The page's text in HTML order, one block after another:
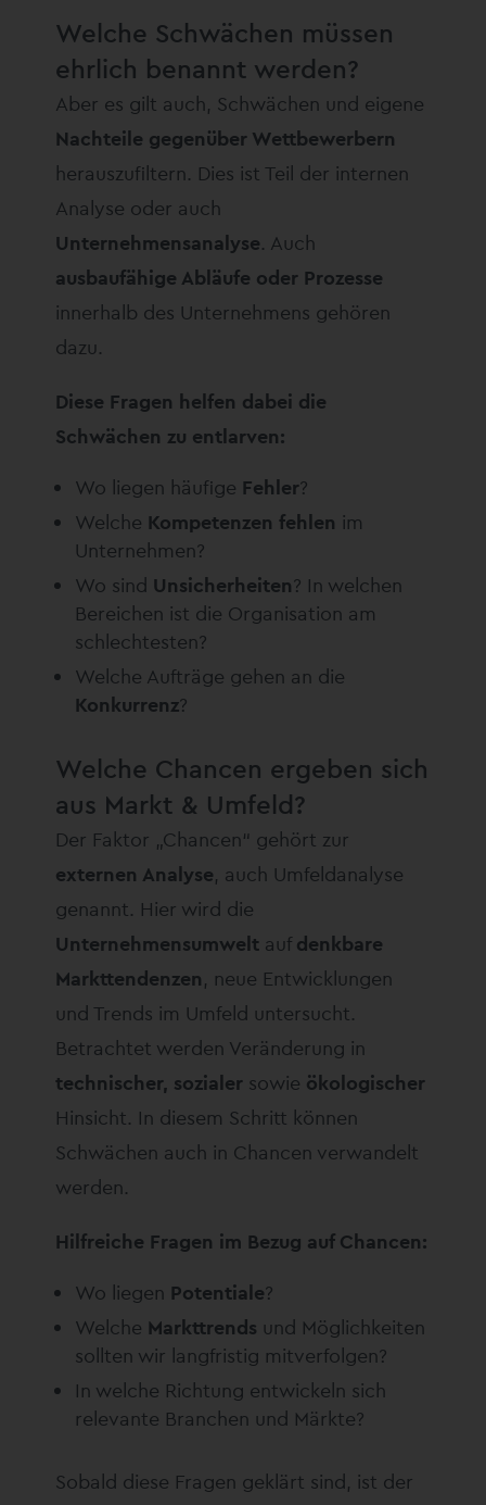
Welche Schwächen müssen
ehrlich benannt werden?
Aber es gilt auch, Schwächen und eigene
Nachteile gegenüber Wettbewerbern
herauszufiltern. Dies ist Teil der internen
Analyse oder auch
Unternehmensanalyse. Auch
ausbaufähige Abläufe oder Prozesse
innerhalb des Unternehmens gehören
dazu.
Diese Fragen helfen dabei die
Schwächen zu entlarven:
Wo liegen häufige Fehler?
Welche Kompetenzen fehlen im
Unternehmen?
Wo sind Unsicherheiten? In welchen
Bereichen ist die Organisation am
schlechtesten?
Welche Aufträge gehen an die
Konkurrenz?
Welche Chancen ergeben sich
aus Markt & Umfeld?
Der Faktor „Chancen“ gehört zur
externen Analyse, auch Umfeldanalyse
genannt. Hier wird die
Unternehmensumwelt auf denkbare
Markttendenzen, neue Entwicklungen
und Trends im Umfeld untersucht.
Betrachtet werden Veränderung in
technischer, sozialer sowie ökologischer
Hinsicht. In diesem Schritt können
Schwächen auch in Chancen verwandelt
werden.
Hilfreiche Fragen im Bezug auf Chancen:
Wo liegen Potentiale?
Welche Markttrends und Möglichkeiten
sollten wir langfristig mitverfolgen?
In welche Richtung entwickeln sich
relevante Branchen und Märkte?
Sobald diese Fragen geklärt sind, ist der